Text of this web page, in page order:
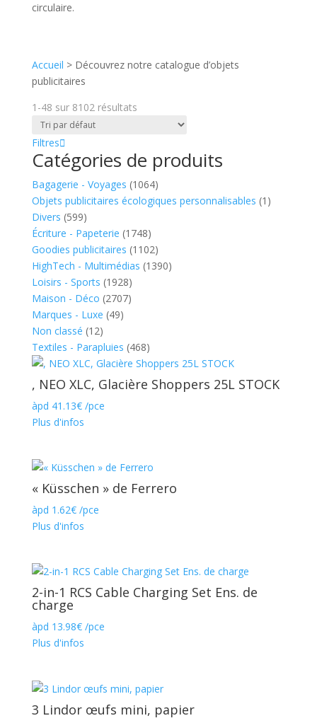
circulaire.
Accueil > Découvrez notre catalogue d’objets
publicitaires
1-48 sur 8102résultats
Filtres
Catégories de produits
Bagagerie - Voyages (1064)
Objets publicitaires écologiques personnalisables (1)
Divers (599)
Écriture - Papeterie (1748)
Goodies publicitaires (1102)
HighTech - Multimédias (1390)
Loisirs - Sports (1928)
Maison - Déco (2707)
Marques - Luxe (49)
Non classé (12)
Textiles - Parapluies (468)
, NEO XLC, Glacière Shoppers 25L STOCK
àpd 41.13€/pce
Plus d'infos
« Küsschen » de Ferrero
àpd 1.62€/pce
Plus d'infos
2-in-1 RCS Cable Charging Set Ens. de
charge
àpd 13.98€/pce
Plus d'infos
3 Lindor œufs mini, papier